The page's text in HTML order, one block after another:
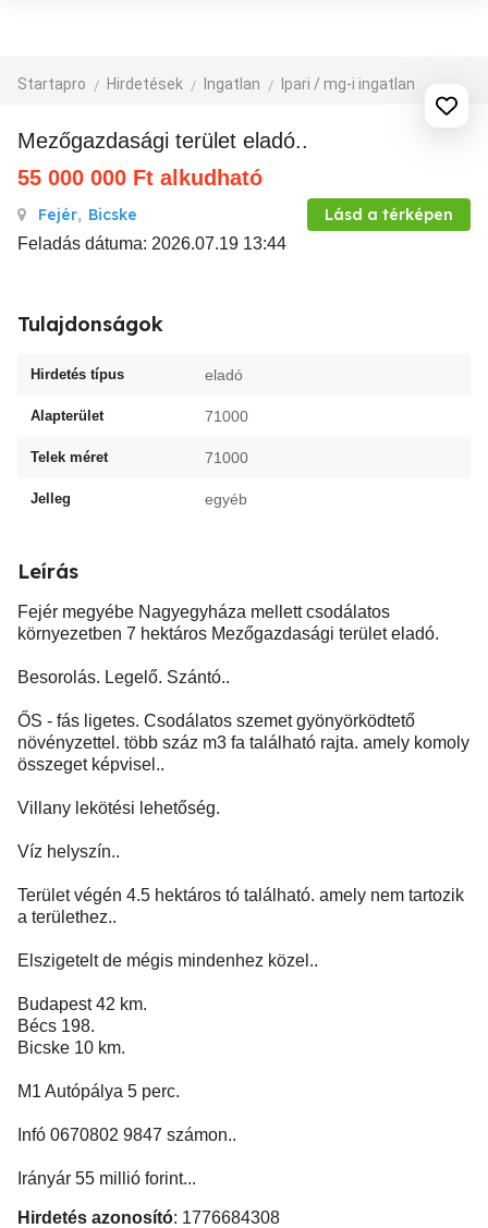
Startapro Hirdetések Ingatlan Ipari / mg-i ingatlan
Mezőgazdasági terület eladó..
55 000 000 Ft alkudható
Fejér, Bicske Lásd a térképen
Feladás dátuma: 2026.07.19 13:44
Tulajdonságok
Hirdetés típus eladó
Alapterület 71000
Telek méret 71000
Jelleg egyéb
Leírás
Fejér megyébe Nagyegyháza mellett csodálatos
környezetben 7 hektáros Mezőgazdasági terület eladó.
Besorolás. Legelő. Szántó..
ŐS - fás ligetes. Csodálatos szemet gyönyörködtető
növényzettel. több száz m3 fa található rajta. amely komoly
összeget képvisel..
Villany lekötési lehetőség.
Víz helyszín..
Terület végén 4.5 hektáros tó található. amely nem tartozik
a területhez..
Elszigetelt de mégis mindenhez közel..
Budapest 42 km.
Bécs 198.
Bicske 10 km.
M1 Autópálya 5 perc.
Infó 0670802 9847 számon..
Irányár 55 millió forint...
Hirdetés azonosító: 1776684308